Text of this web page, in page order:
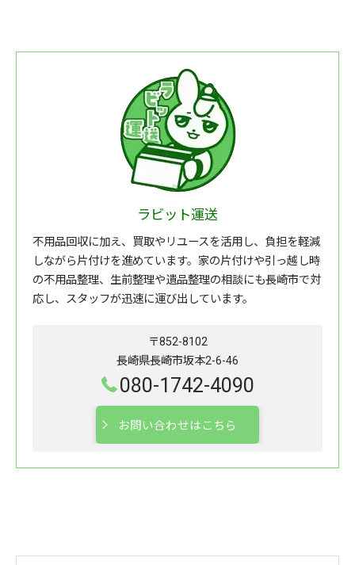
ラビット運送
不用品回収に加え、買取やリユースを活用し、負担を軽減
しながら片付けを進めています。家の片付けや引っ越し時
の不用品整理、生前整理や遺品整理の相談にも長崎市で対
応し、スタッフが迅速に運び出しています。
〒852-8102
長崎県長崎市坂本2-6-46
080-1742-4090
お問い合わせはこちら